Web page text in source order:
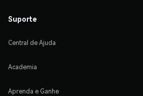
Suporte
Central de Ajuda
Academia
Aprenda e Ganhe